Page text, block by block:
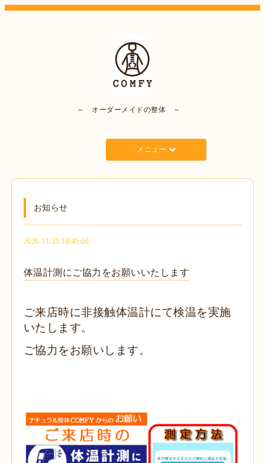
～ オーダーメイドの整体 ～
メニュー
お知らせ
2020-11-25 18:45:00
体温計測にご協力をお願いいたします
ご来店時に非接触体温計にて検温を実施
いたします。
ご協力をお願いします。